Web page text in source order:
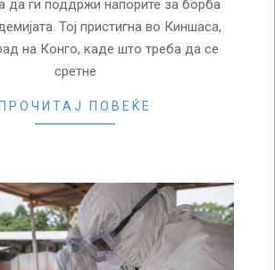
да ги поддржи напорите за борба
Тој пристигна во Киншаса,
на Конго, каде што треба да се
сретне
ПРОЧИТАЈ ПОВЕЌЕ